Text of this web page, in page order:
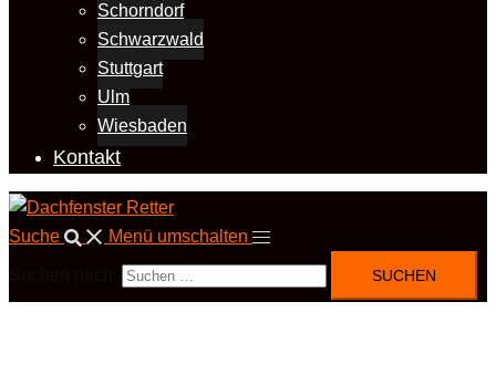
Schorndorf
Schwarzwald
Stuttgart
Ulm
Wiesbaden
Kontakt
Suche Menü umschalten